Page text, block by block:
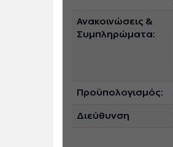
Ανακοινώσεις &
Συμπληρώματα:
Προϋπολογισμός:
Διεύθυνση